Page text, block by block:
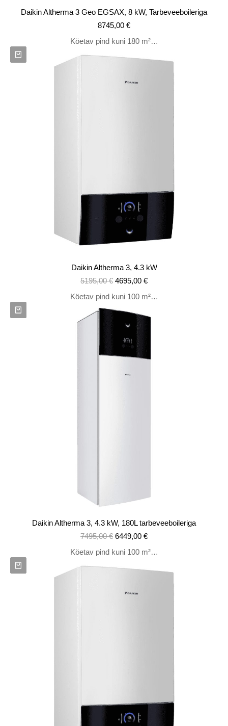
Daikin Altherma 3 Geo EGSAX, 8 kW, Tarbeveeboileriga
8745,00 €
Köetav pind kuni 180 m²…
Daikin Altherma 3, 4.3 kW
5195,00€ 4695,00 €
Köetav pind kuni 100 m²…
Daikin Altherma 3, 4.3 kW, 180L tarbeveeboileriga
7495,00€ 6449,00 €
Köetav pind kuni 100 m²…